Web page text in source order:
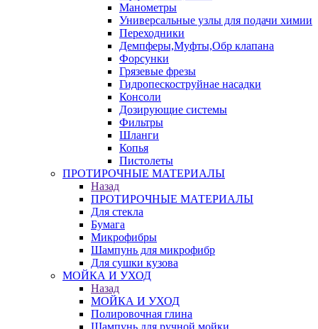
Манометры
Универсальные узлы для подачи химии
Переходники
Демпферы,Муфты,Обр клапана
Форсунки
Грязевые фрезы
Гидропескоструйнае насадки
Консоли
Дозирующие системы
Фильтры
Шланги
Копья
Пистолеты
ПРОТИРОЧНЫЕ МАТЕРИАЛЫ
Назад
ПРОТИРОЧНЫЕ МАТЕРИАЛЫ
Для стекла
Бумага
Микрофибры
Шампунь для микрофибр
Для сушки кузова
МОЙКА И УХОД
Назад
МОЙКА И УХОД
Полировочная глина
Шампунь для ручной мойки